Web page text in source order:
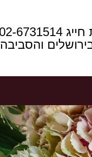
6731514
והסביבה